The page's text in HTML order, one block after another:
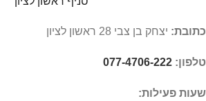
כתובת: יצחק בן צבי 28 ראשון לציון
טלפון: 077-4706-222
שעות פעילות: